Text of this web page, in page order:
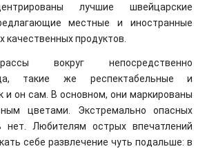
лучшие швейцарские
местные и иностранные
качественных продуктов.
вокруг непосредственно
такие же респектабельные и
и он сам. В основном, они маркированы
цветами. Экстремально опасных
нет. Любителям острых впечатлений
себе развлечение чуть подальше: в